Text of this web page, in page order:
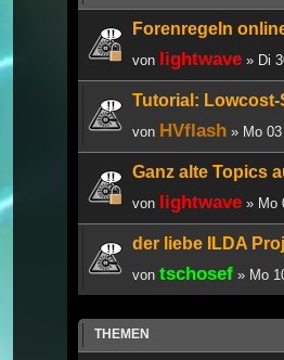
Forenregeln
von lightwave » Di
Tutorial:
von HVflash » Mo
Ganz alte Topics
von lightwave » Mo
der liebe ILDA
von tschosef » Mo
THEMEN